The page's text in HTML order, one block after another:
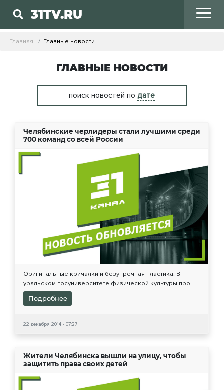
31TV.RU
Главная Главные новости
ГЛАВНЫЕ НОВОСТИ
поиск новостей по дате
Челябинские черлидеры стали лучшими среди
700 команд со всей России
Оригинальные кричалки и безупречная пластика. В
уральском госуниверситете физической культуры про...
Подробнее
22 декабря 2014 - 07:27
Жители Челябинска вышли на улицу, чтобы
защитить права своих детей